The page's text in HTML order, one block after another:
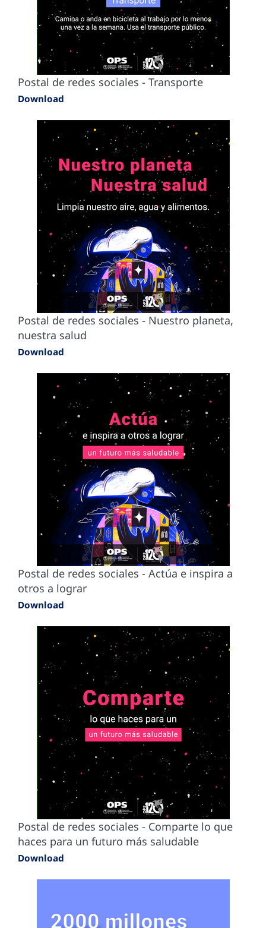
Postal de redes sociales - Transporte
Download
Postal de redes sociales - Nuestro planeta,
nuestra salud
Download
Postal de redes sociales - Actúa e inspira a
otros a lograr
Download
Postal de redes sociales - Comparte lo que
haces para un futuro más saludable
Download